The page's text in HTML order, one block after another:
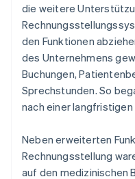
die weitere
den Funktionen
des Unternehmens
Buchungen,
Sprechstunden. So
nach einer langfristigen
Neben erweiterten
Rechnungsstellung
auf den medizinischen